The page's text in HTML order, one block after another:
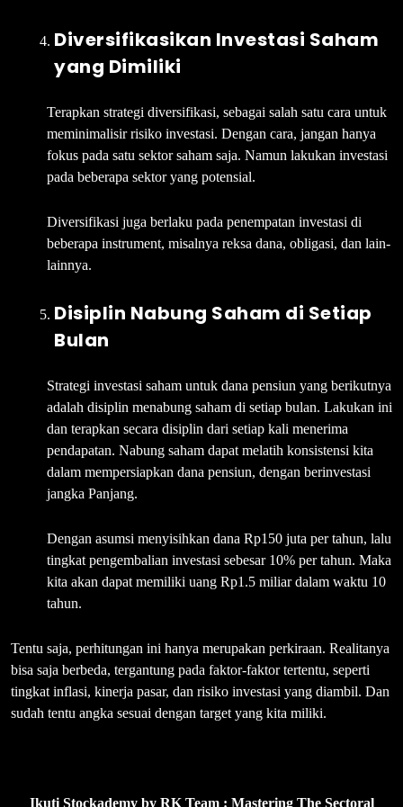
Diversifikasikan Investasi Saham
yang Dimiliki
Terapkan strategi diversifikasi, sebagai salah satu cara untuk
meminimalisir risiko investasi. Dengan cara, jangan hanya
fokus pada satu sektor saham saja. Namun lakukan investasi
pada beberapa sektor yang potensial.
Diversifikasi juga berlaku pada penempatan investasi di
beberapa instrument, misalnya reksa dana, obligasi, dan lain-
lainnya.
Disiplin Nabung Saham di Setiap
Bulan
Strategi investasi saham untuk dana pensiun yang berikutnya
adalah disiplin menabung saham di setiap bulan. Lakukan ini
dan terapkan secara disiplin dari setiap kali menerima
pendapatan. Nabung saham dapat melatih konsistensi kita
dalam mempersiapkan dana pensiun, dengan berinvestasi
jangka Panjang.
Dengan asumsi menyisihkan dana Rp150 juta per tahun, lalu
tingkat pengembalian investasi sebesar 10% per tahun. Maka
kita akan dapat memiliki uang Rp1.5 miliar dalam waktu 10
tahun.
Tentu saja, perhitungan ini hanya merupakan perkiraan. Realitanya
bisa saja berbeda, tergantung pada faktor-faktor tertentu, seperti
tingkat inflasi, kinerja pasar, dan risiko investasi yang diambil. Dan
sudah tentu angka sesuai dengan target yang kita miliki.
Ikuti Stockademy by RK Team : Mastering The Sectoral